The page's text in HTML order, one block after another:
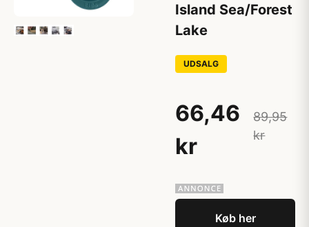
Island Sea/Forest
Lake
UDSALG
66,46
kr
89,95
kr
Køb her